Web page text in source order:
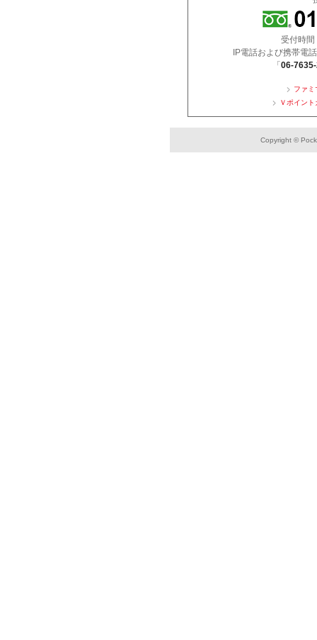
受付時間
IP電話および携帯電
「 06-
ファミ
Ｖポイン
Copyright ©